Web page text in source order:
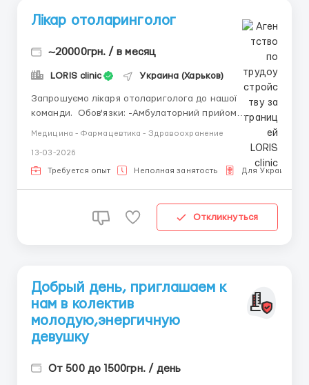
Лікар отоларинголог
~20000грн. / в месяц
LORIS clinic Украина (Харьков)
​​​Запрошуємо лікаря отолариголога до нашої
команди. Обов'язки: -Амбулаторний прийом
ведення медичної документації Вимоги: - Вища
медична освіта - Досвід роботи в...
Медицина - Фармацевтика - Здравоохранение
13-03-2026
Требуется опыт Неполная занятость Для Украинцев
Откликнуться
Добрый день, приглашаем к
нам в колектив
молодую,энергичную
девушку
От 500 до 1500грн. / день